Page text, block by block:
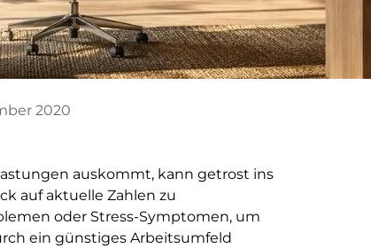
2020
auskommt, kann getrost ins
auf aktuelle Zahlen zu
oder Stress-Symptomen, um
ein günstiges Arbeitsumfeld